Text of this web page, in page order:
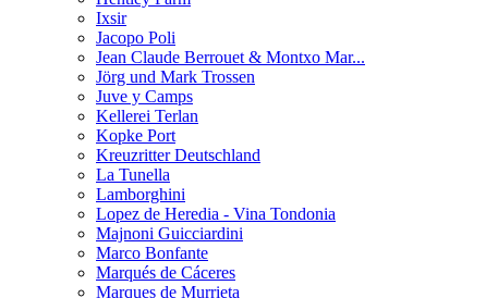
Ixsir
Jacopo Poli
Jean Claude Berrouet & Montxo Mar...
Jörg und Mark Trossen
Juve y Camps
Kellerei Terlan
Kopke Port
Kreuzritter Deutschland
La Tunella
Lamborghini
Lopez de Heredia - Vina Tondonia
Majnoni Guicciardini
Marco Bonfante
Marqués de Cáceres
Marques de Murrieta